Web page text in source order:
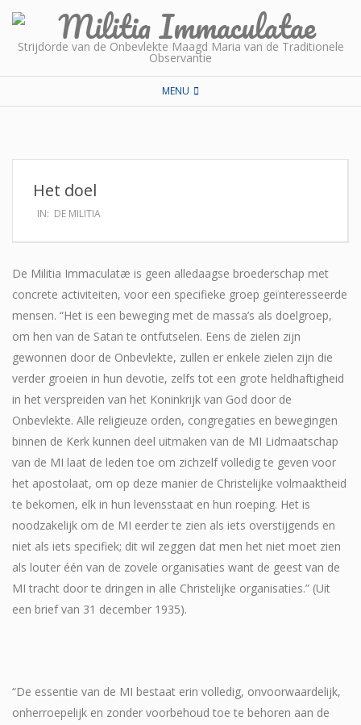
Skip
contentStrijdorde van de Onbevlekte Maagd Maria van de Traditionele
Observantie
Navigation
MENU
Het doel
IN: DE MILITIA
De Militia Immaculatæ is geen alledaagse broederschap met
concrete activiteiten, voor een specifieke groep geïnteresseerde
mensen. “Het is een beweging met de massa’s als doelgroep,
om hen van de Satan te ontfutselen. Eens de zielen zijn
gewonnen door de Onbevlekte, zullen er enkele zielen zijn die
verder groeien in hun devotie, zelfs tot een grote heldhaftigheid
in het verspreiden van het Koninkrijk van God door de
Onbevlekte. Alle religieuze orden, congregaties en bewegingen
binnen de Kerk kunnen deel uitmaken van de MI Lidmaatschap
van de MI laat de leden toe om zichzelf volledig te geven voor
het apostolaat, om op deze manier de Christelijke volmaaktheid
te bekomen, elk in hun levensstaat en hun roeping. Het is
noodzakelijk om de MI eerder te zien als iets overstijgends en
niet als iets specifiek; dit wil zeggen dat men het niet moet zien
als louter één van de zovele organisaties want de geest van de
MI tracht door te dringen in alle Christelijke organisaties.” (Uit
een brief van 31 december 1935).
“De essentie van de MI bestaat erin volledig, onvoorwaardelijk,
onherroepelijk en zonder voorbehoud toe te behoren aan de